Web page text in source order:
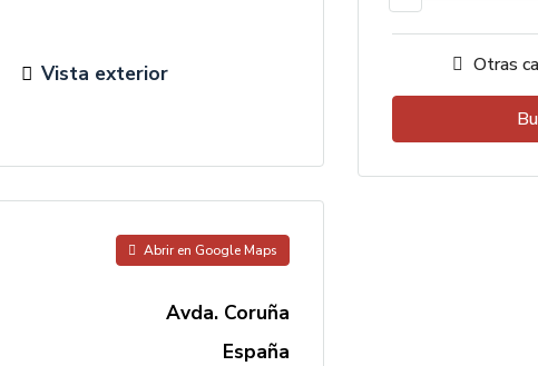
Vista exterior
Abrir en Google Maps
Avda. Coruña
España
Otras